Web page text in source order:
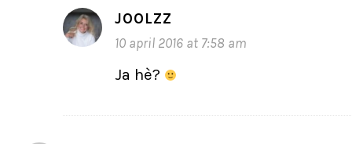
JOOLZZ
10 april 2016 at 7:58 am
Ja hè?